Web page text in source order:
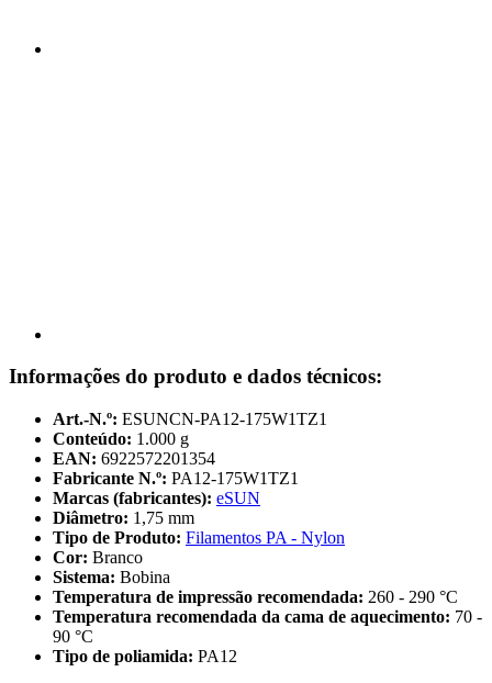
Informações do produto e dados técnicos:
Art.-N.º: ESUNCN-PA12-175W1TZ1
Conteúdo: 1.000 g
EAN: 6922572201354
Fabricante N.º: PA12-175W1TZ1
Marcas (fabricantes): eSUN
Diâmetro: 1,75 mm
Tipo de Produto: Filamentos PA - Nylon
Cor: Branco
Sistema: Bobina
Temperatura de impressão recomendada: 260 - 290 °C
Temperatura recomendada da cama de aquecimento: 70 -
90 °C
Tipo de poliamida: PA12